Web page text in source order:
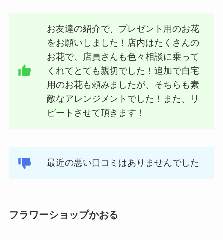
お友達の紹介で、プレゼント用のお花
をお願いしました！店内はたくさんの
お花で、店員さんも色々相談に乗って
くれてとても親切でした！追加で自宅
用のお花も頼みましたが、そちらも素
敵なアレンジメントでした！また、リ
ピートさせて頂きます！
最近の悪い口コミはありませんでした
フラワーショップかおる